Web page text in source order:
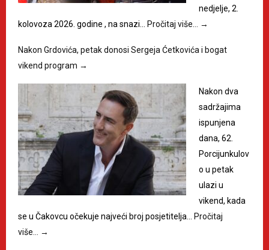
nedjelje, 2.
kolovoza 2026. godine , na snazi…
Pročitaj više… →
Nakon Grdovića, petak donosi Sergeja Ćetkovića i bogat
vikend program →
Nakon dva
sadržajima
ispunjena
dana, 62.
Porcijunkulov
o u petak
ulazi u
vikend, kada
se u Čakovcu očekuje najveći broj posjetitelja…
Pročitaj
više…
→